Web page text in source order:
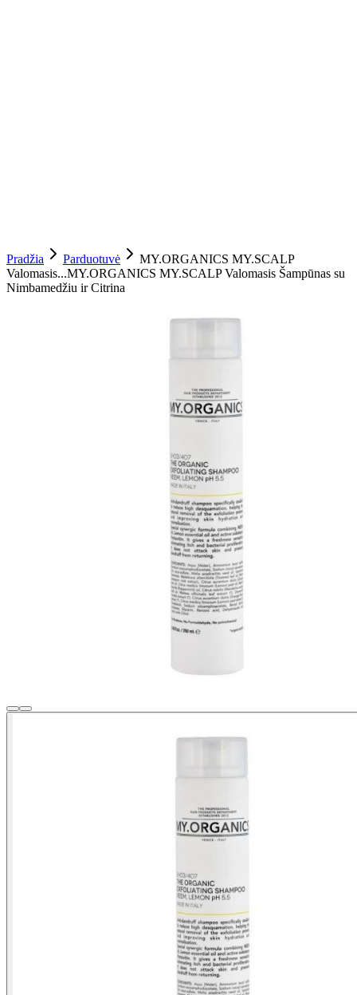
Pradžia Parduotuvė
MY.ORGANICS MY.SCALP
Valomasis...MY.ORGANICS MY.SCALP Valomasis Šampūnas su
Nimbamedžiu ir Citrina